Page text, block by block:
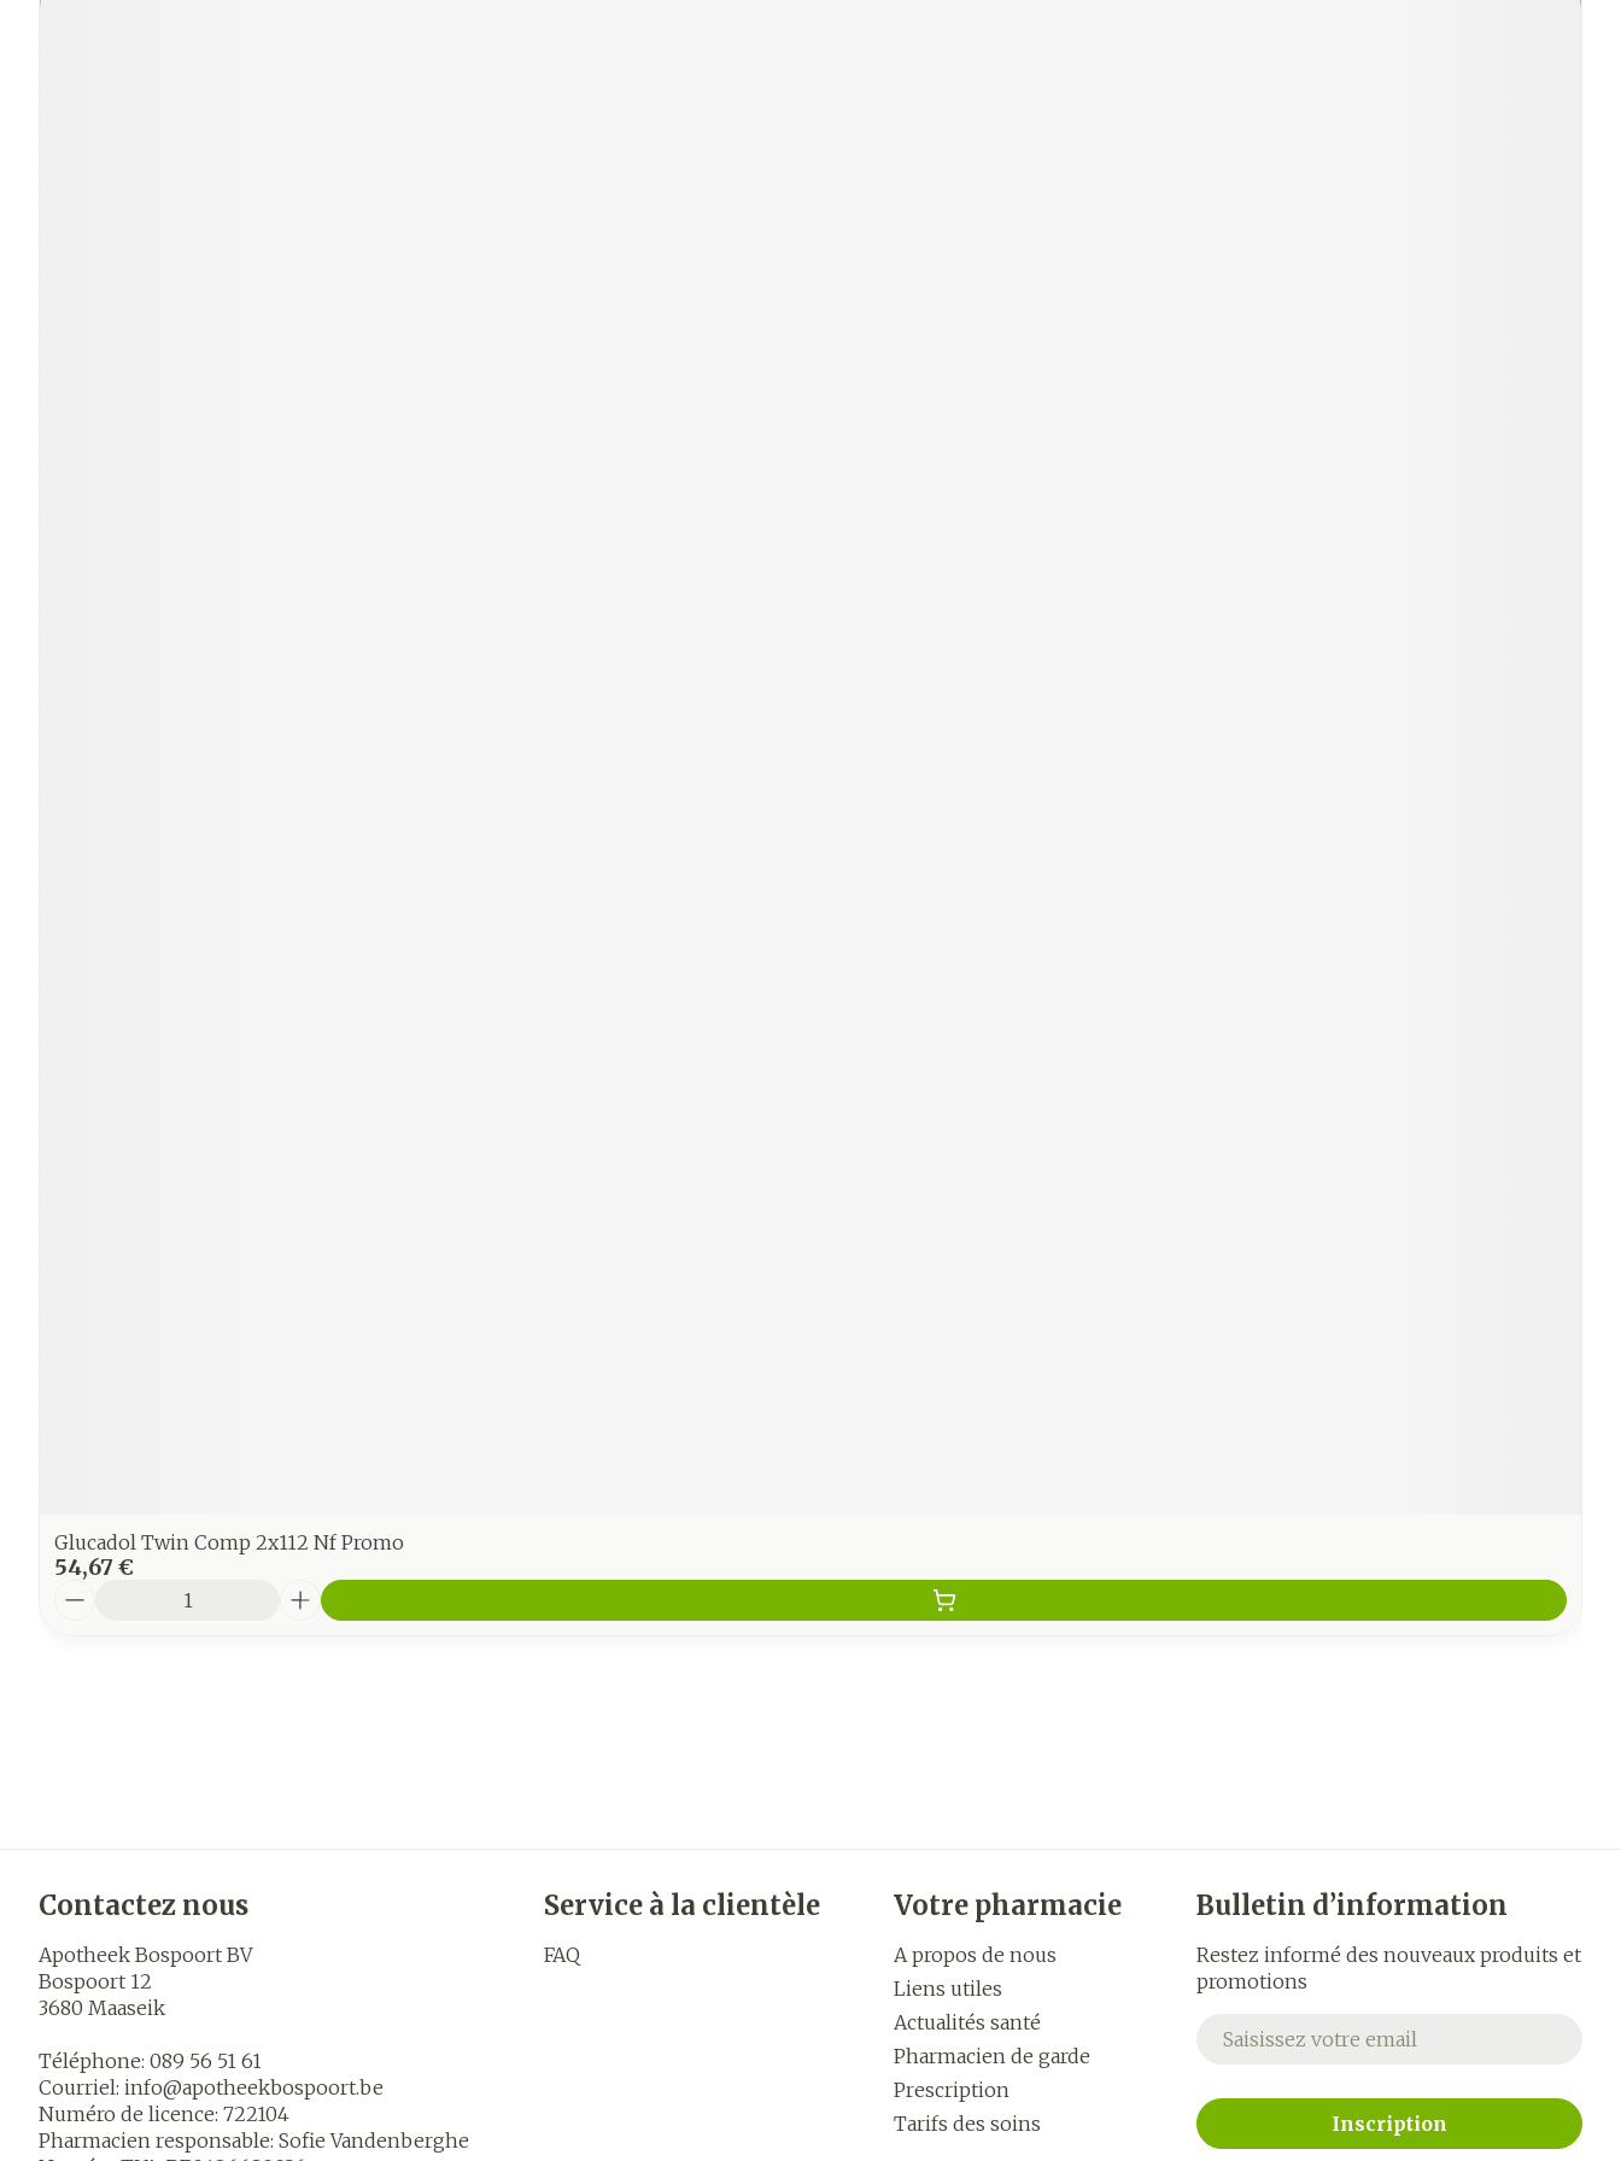
Glucadol Twin Comp 2x112 Nf Promo
54,67 €
Contactez nous
Apotheek Bospoort BV
Bospoort 12
3680 Maaseik
Téléphone: 089 56 51 61
Courriel: info@apotheekbospoort.be
Numéro de licence: 722104
Pharmacien responsable: Sofie Vandenberghe
Service à la clientèle
FAQ
Votre pharmacie
A propos de nous
Liens utiles
Actualités santé
Pharmacien de garde
Prescription
Tarifs des soins
Bulletin d’information
Restez informé des nouveaux produits et
promotions
Inscription